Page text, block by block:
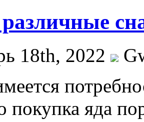
18th, 2022
покупка яда